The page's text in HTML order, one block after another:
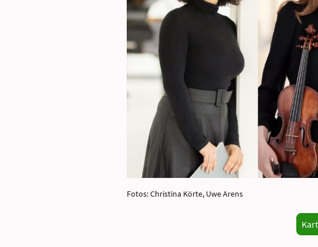
Fotos: Christina Körte, Uwe Arens